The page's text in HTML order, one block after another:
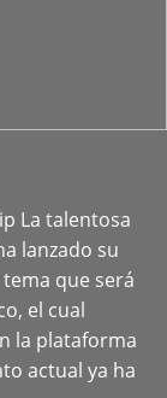
La talentosa
lanzado su
que será
el cual
la plataforma
actual ya ha